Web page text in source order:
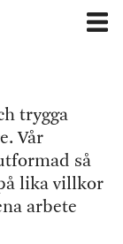
trygga
Vår
så
lika villkor
arbete